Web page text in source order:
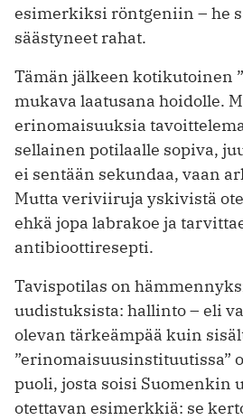
esimerkiksi röntgeniin – he
säästyneet rahat.
Tämän jälkeen kotikutoinen
mukava laatusana hoidolle.
erinomaisuuksia
sellainen potilaalle sopiva,
ei sentään sekundaa, vaan
Mutta veriviiruja yskivistä
ehkä jopa labrakoe ja
antibioottiresepti.
Tavispotilas on
uudistuksista: hallinto – eli
olevan tärkeämpää kuin
”erinomaisuusinstituutissa”
puoli, josta soisi Suomenkin
otettavan esimerkkiä: se